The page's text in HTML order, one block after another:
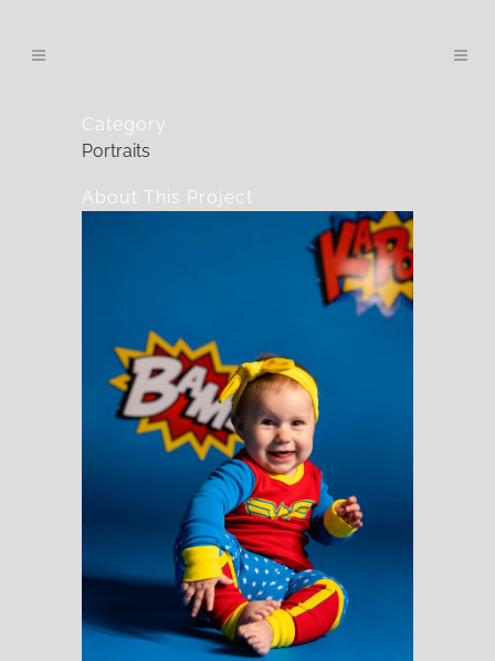
Category
Portraits
About This Project